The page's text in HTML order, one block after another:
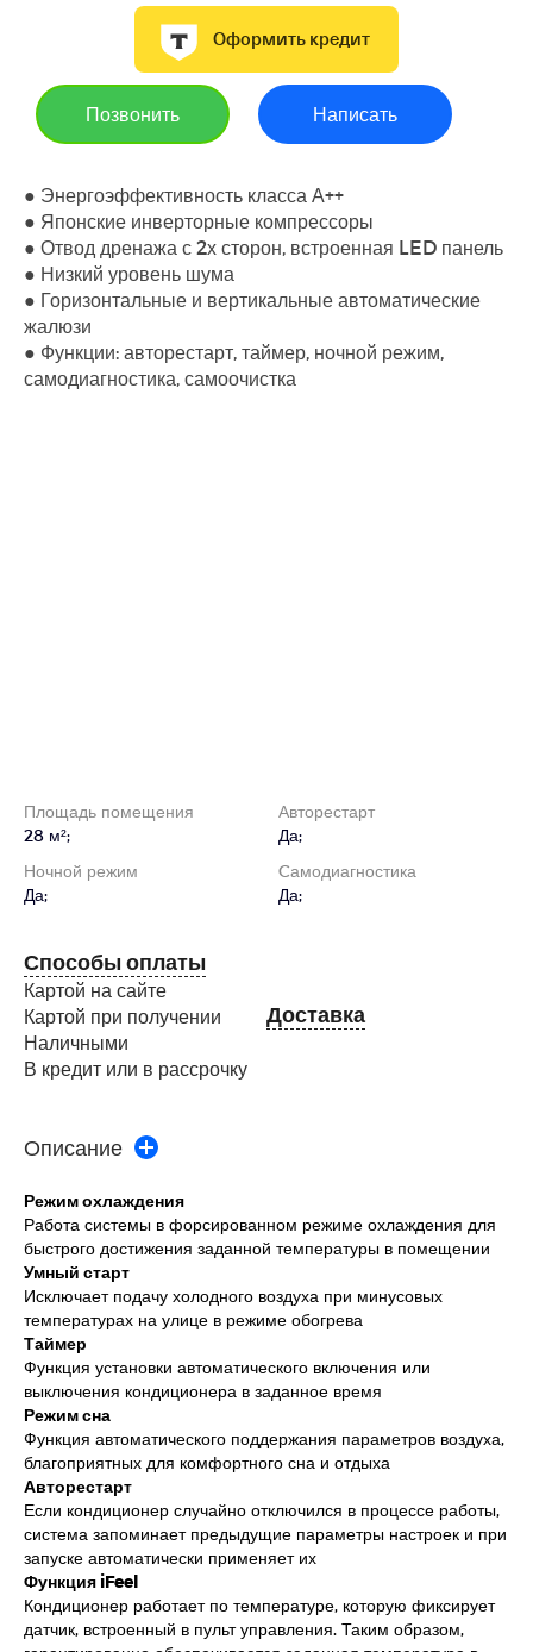
Оформить кредит
Позвонить Написать
● Энергоэффективность класса А++
● Японские инверторные компрессоры
● Отвод дренажа с 2х сторон, встроенная LED панель
● Низкий уровень шума
● Горизонтальные и вертикальные автоматические
жалюзи
● Функции: авторестарт, таймер, ночной режим,
самодиагностика, самоочистка
Площадь помещения
28 м²;
Авторестарт
Да;
Ночной режим
Да;
Cамодиагностика
Да;
Способы оплаты
Картой на сайте
Картой при получении
Наличными
В кредит или в рассрочку
Доставка
Описание
Режим охлаждения
Работа системы в форсированном режиме охлаждения для
быстрого достижения заданной температуры в помещении
Умный старт
Исключает подачу холодного воздуха при минусовых
температурах на улице в режиме обогрева
Таймер
Функция установки автоматического включения или
выключения кондиционера в заданное время
Режим сна
Функция автоматического поддержания параметров воздуха,
благоприятных для комфортного сна и отдыха
Авторестарт
Если кондиционер случайно отключился в процессе работы,
система запоминает предыдущие параметры настроек и при
запуске автоматически применяет их
Функция iFeel
Кондиционер работает по температуре, которую фиксирует
датчик, встроенный в пульт управления. Таким образом,